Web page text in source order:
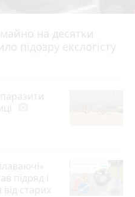
на десятки
підозру екслогісту
підряд і
старих